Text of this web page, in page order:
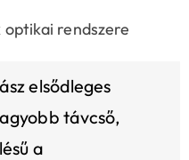
rendszere
elsődleges
távcső,
a